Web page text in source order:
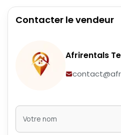
Contacter le vendeur
Afrirentals